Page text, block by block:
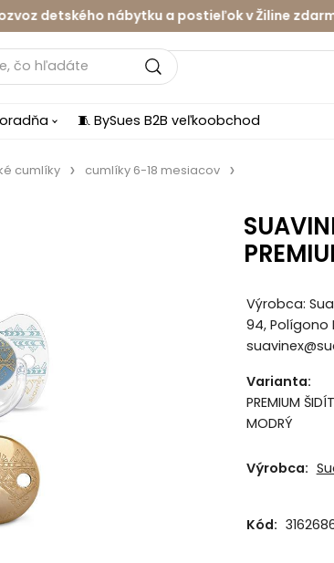
nábytku a postieľok v Žiline zdarma
🧵 BySues B2B veľkoobchod
cumlíky cumlíky 6-18 mesiacov
Výrobca:
94, Polígono
Varianta:
PREMIUM
MODRÝ
Výrobca:
Kód: